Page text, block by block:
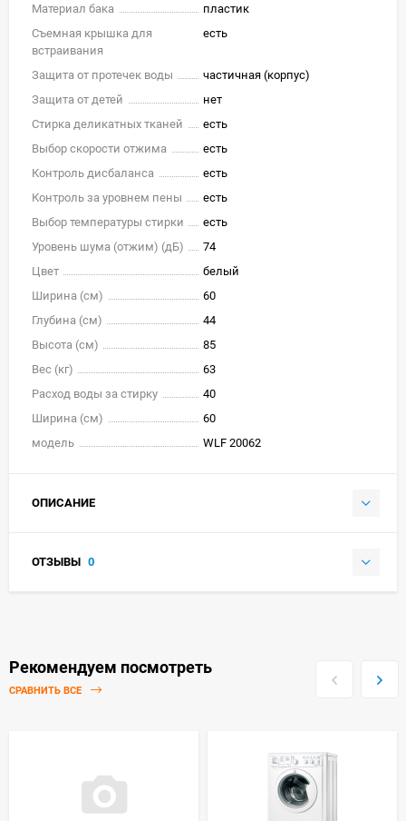
Материал бака
пластик
Съемная крышка для
встраивания
есть
Защита от протечек воды
частичная (корпус)
Защита от детей
нет
Стирка деликатных тканей
есть
Выбор скорости отжима
есть
Контроль дисбаланса
есть
Контроль за уровнем пены
есть
Выбор температуры стирки
есть
Уровень шума (отжим) (дБ)
74
Цвет
белый
Ширина (см)
60
Глубина (см)
44
Высота (см)
85
Вес (кг)
63
Расход воды за стирку
40
Ширина (см)
60
модель
WLF 20062
ОПИСАНИЕ
ОТЗЫВЫ 0
Рекомендуем посмотреть
СРАВНИТЬ ВСЕ